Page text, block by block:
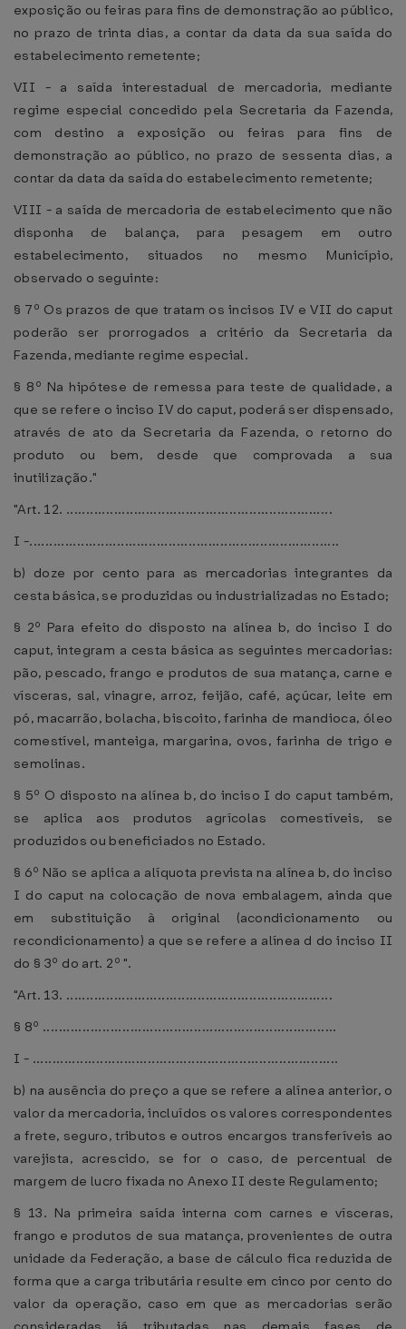
exposição ou feiras para fins de demonstração ao público,
no prazo de trinta dias, a contar da data da sua saída do
estabelecimento remetente;
VII - a saída interestadual de mercadoria, mediante
regime especial concedido pela Secretaria da Fazenda,
com destino a exposição ou feiras para fins de
demonstração ao público, no prazo de sessenta dias, a
contar da data da saída do estabelecimento remetente;
VIII - a saída de mercadoria de estabelecimento que não
disponha de balança, para pesagem em outro
estabelecimento, situados no mesmo Município,
observado o seguinte:
§ 7º Os prazos de que tratam os incisos IV e VII do caput
poderão ser prorrogados a critério da Secretaria da
Fazenda, mediante regime especial.
§ 8º Na hipótese de remessa para teste de qualidade, a
que se refere o inciso IV do caput, poderá ser dispensado,
através de ato da Secretaria da Fazenda, o retorno do
produto ou bem, desde que comprovada a sua
inutilização."
"Art. 12. ...................................................................
I -..............................................................................
b) doze por cento para as mercadorias integrantes da
cesta básica, se produzidas ou industrializadas no Estado;
§ 2º Para efeito do disposto na alínea b, do inciso I do
caput, integram a cesta básica as seguintes mercadorias:
pão, pescado, frango e produtos de sua matança, carne e
vísceras, sal, vinagre, arroz, feijão, café, açúcar, leite em
pó, macarrão, bolacha, biscoito, farinha de mandioca, óleo
comestível, manteiga, margarina, ovos, farinha de trigo e
semolinas.
§ 5º O disposto na alínea b, do inciso I do caput também,
se aplica aos produtos agrícolas comestíveis, se
produzidos ou beneficiados no Estado.
§ 6º Não se aplica a alíquota prevista na alínea b, do inciso
I do caput na colocação de nova embalagem, ainda que
em substituição à original (acondicionamento ou
recondicionamento) a que se refere a alínea d do inciso II
do § 3º do art. 2º ".
"Art. 13. ...................................................................
§ 8º ..........................................................................
I - .............................................................................
b) na ausência do preço a que se refere a alínea anterior, o
valor da mercadoria, incluídos os valores correspondentes
a frete, seguro, tributos e outros encargos transferíveis ao
varejista, acrescido, se for o caso, de percentual de
margem de lucro fixada no Anexo II deste Regulamento;
§ 13. Na primeira saída interna com carnes e vísceras,
frango e produtos de sua matança, provenientes de outra
unidade da Federação, a base de cálculo fica reduzida de
forma que a carga tributária resulte em cinco por cento do
valor da operação, caso em que as mercadorias serão